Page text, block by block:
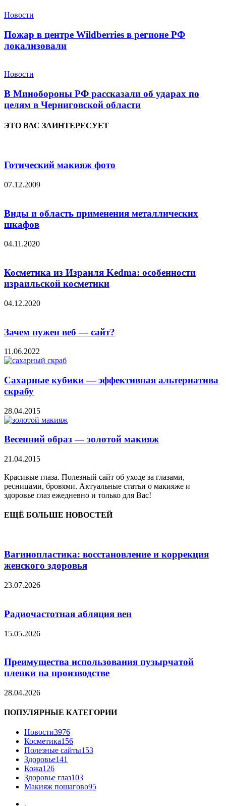
Новости
Пожар в центре Wildberries в регионе РФ
локализовали
Новости
В Минобороны РФ рассказали об ударах по
целям в Черниговской области
ЭТО ВАС ЗАИНТЕРЕСУЕТ
Готический макияж фото
07.12.2009
Виды и область применения металлических
шкафов
04.11.2020
Косметика из Израиля Kedma: особенности
израильской косметики
04.12.2020
Зачем нужен веб — сайт?
11.06.2022
Сахарные кубики — эффективная альтернатива
скрабу
28.04.2015
Весенний образ — золотой макияж
21.04.2015
Красивые глаза. Полезный сайт об уходе за глазами,
ресницами, бровями. Актуальные статьи о макияже и
здоровье глаз ежедневно и только для Вас!
ЕЩЁ БОЛЬШЕ НОВОСТЕЙ
Вагинопластика: восстановление и коррекция
женского здоровья
23.07.2026
Радиочастотная абляция вен
15.05.2026
Преимущества использования пузырчатой
пленки на производстве
28.04.2026
ПОПУЛЯРНЫЕ КАТЕГОРИИ
Новости3976
Косметика156
Полезные сайты153
Здоровье141
Кожа126
Здоровье глаз103
Макияж пошагово95
.